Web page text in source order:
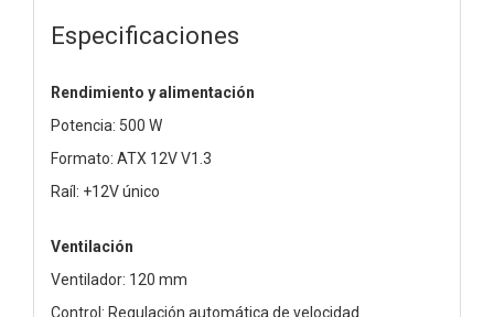
Especificaciones
Rendimiento y alimentación
Potencia: 500 W
Formato: ATX 12V V1.3
Raíl: +12V único
Ventilación
Ventilador: 120 mm
Control: Regulación automática de velocidad